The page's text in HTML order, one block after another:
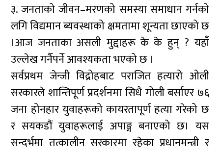
३. जनताको जीवन–मरणको समस्या समाधान गर्नको
लगि विद्यमान ब्यवस्थाको क्षमतामा शून्यता छाएको छ
।आज जनताका असली मुद्दाहरू के के हुन् ? यहाँ
उल्लेख गर्नैपर्ने आवश्यकता भएको छ ।
सर्वप्रथम जेन्जी विद्रोहबाट पराजित हत्यारो ओली
सरकारले शान्तिपूर्ण प्रदर्शनमा सिधै गोली बर्साएर ७६
जना होनहार युवाहरूको कायरतापूर्ण हत्या गरेको छ
र सयकडौं युवाहरूलाई अपाङ्ग बनाएको छ। यस
सन्दर्भमा तत्कालीन सरकारमा रहेका प्रधानमन्त्री र